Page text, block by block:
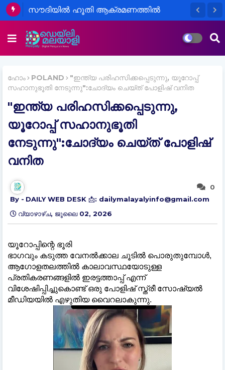
സൗദിയിൽ ഹൂതി ആക്രമണത്തിൽ
സൗദി-പാക്-തുർക്കി പ്രതിരോധ കരാർ
ഇന്ന്
ഹോം POLAND
"ഇന്ത്യ പരിഹസിക്കപ്പെടുന്നു, യൂറോപ്പ്
സഹാനുഭൂതി നേടുന്നു":ചോദ്യം ചെയ്ത് പോളിഷ് വനിത
"ഇന്ത്യ പരിഹസിക്കപ്പെടുന്നു,
യൂറോപ്പ് സഹാനുഭൂതി
നേടുന്നു":ചോദ്യം ചെയ്ത് പോളിഷ്
വനിത
0
DAILY WEB DESK 📩: dailymalayalyinfo@gmail.com
വ്യാഴാഴ്‌ച, ജൂലൈ 02, 2026
യൂറോപ്പിന്റെ ഭൂരി
ഭാഗവും കടുത്ത വേനൽക്കാല ചൂടിൽ പൊരുതുമ്പോൾ,
ആഗോളതലത്തിൽ കാലാവസ്ഥയോടുള്ള
പ്രതികരണങ്ങളിൽ ഇരട്ടത്താപ്പ് എന്ന്
വിശേഷിപ്പിച്ചുകൊണ്ട് ഒരു പോളിഷ് സ്ത്രീ സോഷ്യൽ
മീഡിയയിൽ എഴുതിയ വൈറലാകുന്നു.